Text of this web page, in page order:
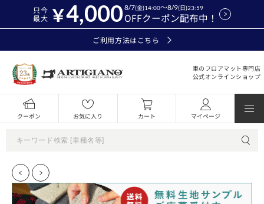
只今
最大
4,000OFFクーポン配布中！
8/7(金)14:00～8/9(日)23:59
ご利用方法はこちら
車のフロアマット専門店
公式オンラインショップ
クーポン お気に入り カート マイページ